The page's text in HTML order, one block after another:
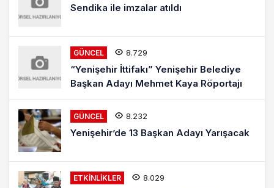
Sendika ile imzalar atıldı
GÜNCEL 8.729
“Yenişehir İttifakı” Yenişehir Belediye
Başkan Adayı Mehmet Kaya Röportajı
GÜNCEL 8.232
Yenişehir’de 13 Başkan Adayı Yarışacak
ETKINLIKLER 8.029